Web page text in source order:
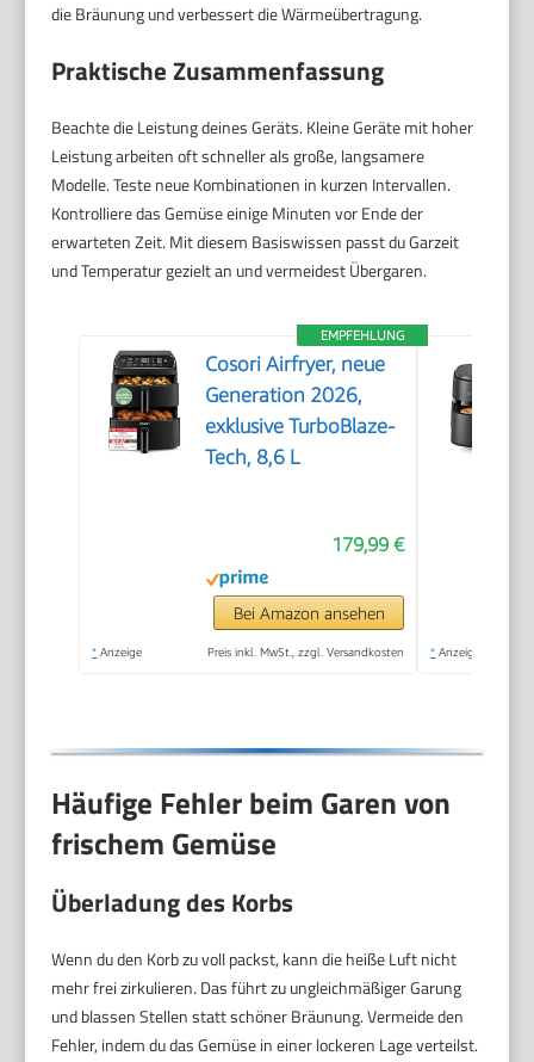
die Bräunung und verbessert die Wärmeübertragung.
Praktische Zusammenfassung
Beachte die Leistung deines Geräts. Kleine Geräte mit hoher
Leistung arbeiten oft schneller als große, langsamere
Modelle. Teste neue Kombinationen in kurzen Intervallen.
Kontrolliere das Gemüse einige Minuten vor Ende der
erwarteten Zeit. Mit diesem Basiswissen passt du Garzeit
und Temperatur gezielt an und vermeidest Übergaren.
EMPFEHLUNG
Cosori Airfryer, neue
Generation 2026,
exklusive TurboBlaze-
Tech, 8,6 L
179,99 €
Bei Amazon ansehen
* Anzeige Preis inkl. MwSt., zzgl. Versandkosten * Anzeige
Häufige Fehler beim Garen von
frischem Gemüse
Überladung des Korbs
Wenn du den Korb zu voll packst, kann die heiße Luft nicht
mehr frei zirkulieren. Das führt zu ungleichmäßiger Garung
und blassen Stellen statt schöner Bräunung. Vermeide den
Fehler, indem du das Gemüse in einer lockeren Lage verteilst.